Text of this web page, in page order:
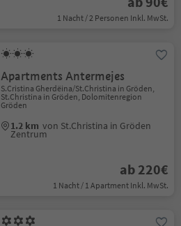
1 Nacht / 2 Personen Inkl. MwSt.
Apartments Antermejes
S.Cristina Gherdëina/St.Christina in Gröden,
St.Christina in Gröden, Dolomitenregion
Gröden
1.2 km von St.Christina in Gröden
Zentrum
ab 220€
1 Nacht / 1 Apartment Inkl. MwSt.